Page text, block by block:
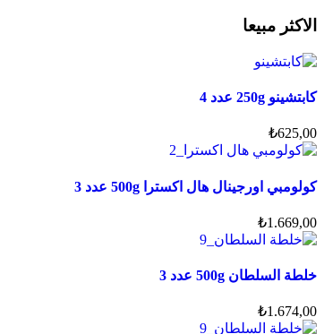
الاكثر مبيعا
كابتشينو 250g عدد 4
₺625,00
كولومبي اورجينال هال اكسترا 500g عدد 3
₺1.669,00
خلطة السلطان 500g عدد 3
₺1.674,00